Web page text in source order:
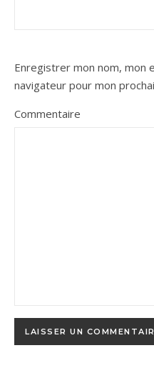
Enregistrer mon nom, mon
navigateur pour mon
Commentaire